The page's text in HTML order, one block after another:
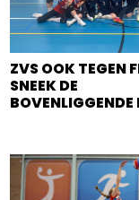
ZVS OOK TEGEN
SNEEK DE